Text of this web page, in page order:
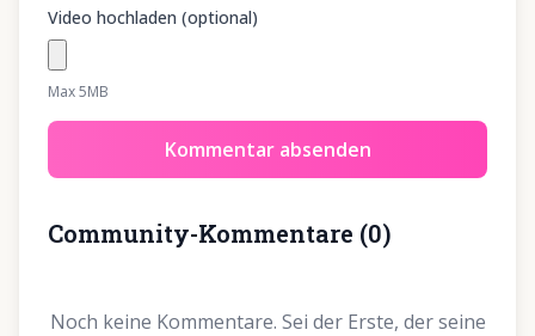
Video hochladen (optional)
Max 5MB
Kommentar absenden
Community-Kommentare (0)
Noch keine Kommentare. Sei der Erste, der seine